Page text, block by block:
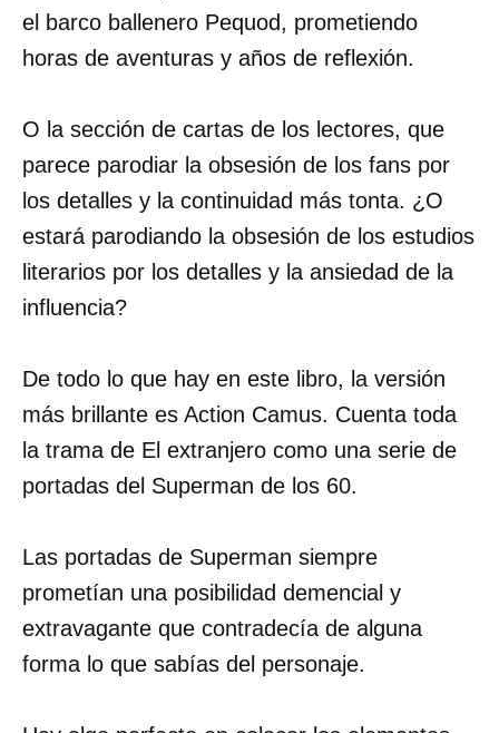
el barco ballenero Pequod, prometiendo
horas de aventuras y años de reflexión.
O la sección de cartas de los lectores, que
parece parodiar la obsesión de los fans por
los detalles y la continuidad más tonta. ¿O
estará parodiando la obsesión de los estudios
literarios por los detalles y la ansiedad de la
influencia?
De todo lo que hay en este libro, la versión
más brillante es Action Camus. Cuenta toda
la trama de El extranjero como una serie de
portadas del Superman de los 60.
Las portadas de Superman siempre
prometían una posibilidad demencial y
extravagante que contradecía de alguna
forma lo que sabías del personaje.